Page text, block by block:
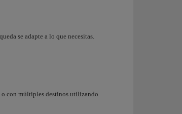
se adapte a lo que necesitas.
o con múltiples destinos utilizando